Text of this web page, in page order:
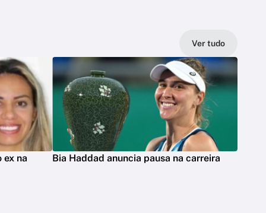
Ver tudo
ex na
Bia Haddad anuncia pausa na carreira